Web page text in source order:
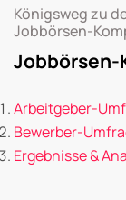
Königsweg zu
Jobbörsen-
Jobbörsen-
Arbeitgeber-
Bewerber-
Ergebnisse &